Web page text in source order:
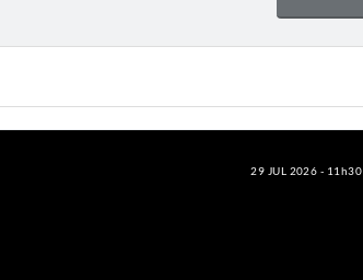
29 JUL 2026 - 11h30